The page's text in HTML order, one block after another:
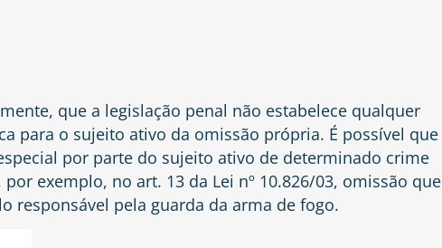
que a legislação penal não estabelece qualquer
para o sujeito ativo da omissão própria. É possível que
por parte do sujeito ativo de determinado crime
exemplo, no art. 13 da Lei nº 10.826/03, omissão que
responsável pela guarda da arma de fogo.